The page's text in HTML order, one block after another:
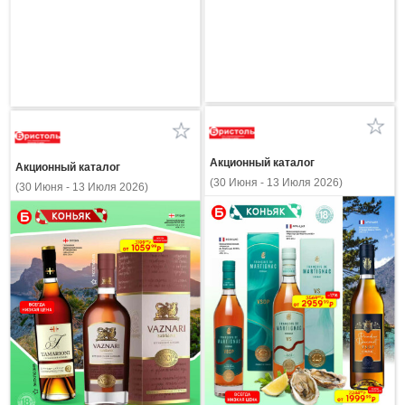
Акционный каталог
(30 Июня - 13 Июля 2026)
Акционный каталог
(30 Июня - 13 Июля 2026)